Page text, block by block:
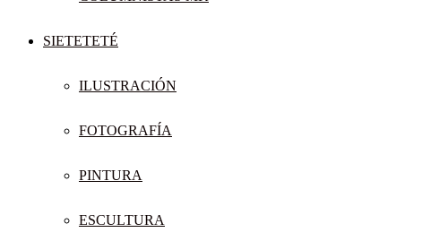
SIETETETÉ
ILUSTRACIÓN
FOTOGRAFÍA
PINTURA
ESCULTURA